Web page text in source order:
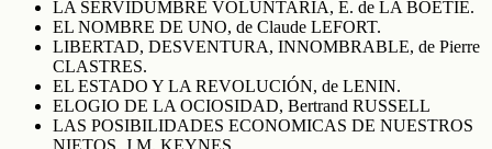
LA SERVIDUMBRE VOLUNTARIA, E. de LA BOETIE.
EL NOMBRE DE UNO, de Claude LEFORT.
LIBERTAD, DESVENTURA, INNOMBRABLE, de Pierre
CLASTRES.
EL ESTADO Y LA REVOLUCIÓN, de LENIN.
ELOGIO DE LA OCIOSIDAD, Bertrand RUSSELL
LAS POSIBILIDADES ECONOMICAS DE NUESTROS
NIETOS, J.M. KEYNES